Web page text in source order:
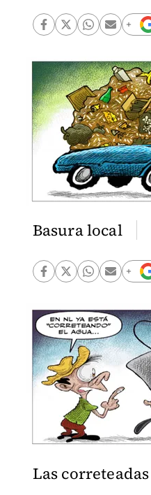
Basura local
Las correteadas